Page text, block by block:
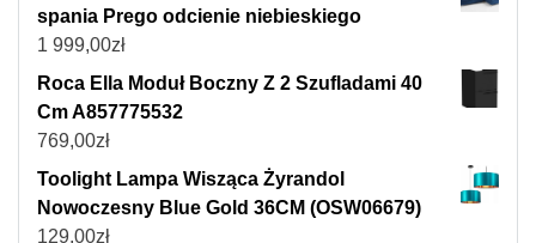
spania Prego odcienie niebieskiego
1 999,00zł
Roca Ella Moduł Boczny Z 2 Szufladami 40
Cm A857775532
769,00zł
Toolight Lampa Wisząca Żyrandol
Nowoczesny Blue Gold 36CM (OSW06679)
129,00zł